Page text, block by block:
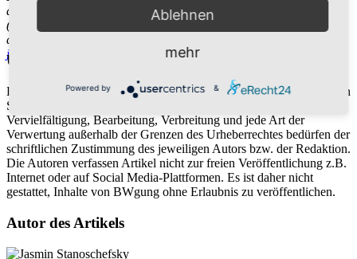
alle kostenlos zugänglichen Pools an Arbeitsmaterial
(Hauskreisthemen, Bibelstunden, Kleingruppenarbeit, etc.). Wer
dazu etwas beitragen möchte, darf sich gerne per E-Mail an
jasmin.stanoschefsky@adventisten.dewenden.
Urheberrechtshinweis
Die durch die Seitenbetreiber erstellten Inhalte und Werke auf diesen
Seiten unterliegen dem deutschen Urheberrecht. Die
Vervielfältigung, Bearbeitung, Verbreitung und jede Art der
Verwertung außerhalb der Grenzen des Urheberrechtes bedürfen der
schriftlichen Zustimmung des jeweiligen Autors bzw. der Redaktion.
Die Autoren verfassen Artikel nicht zur freien Veröffentlichung z.B.
Internet oder auf Social Media-Plattformen. Es ist daher nicht
gestattet, Inhalte von BWgung ohne Erlaubnis zu veröffentlichen.
Autor des Artikels
Ablehnen
mehr
Powered by &